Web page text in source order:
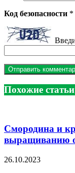
Код безопасности *
Похожие статьи
Смородина и
выращиванию
26.10.2023